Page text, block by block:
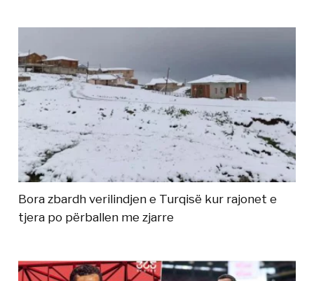
Bora zbardh verilindjen e Turqisë kur rajonet e
tjera po përballen me zjarre